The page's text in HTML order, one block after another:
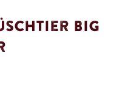
Big